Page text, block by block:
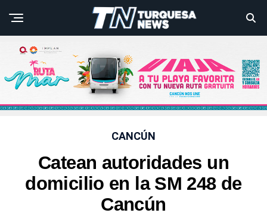
CANCÚN
Catean autoridades un
domicilio en la SM 248 de
Cancún